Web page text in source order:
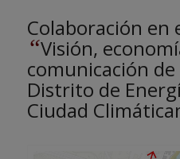
Colaboración en
“Visión,
comunicación
Distrito de
Ciudad